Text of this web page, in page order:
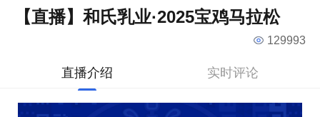
【直播】和氏乳业·2025宝鸡马拉松
129993
直播介绍 实时评论